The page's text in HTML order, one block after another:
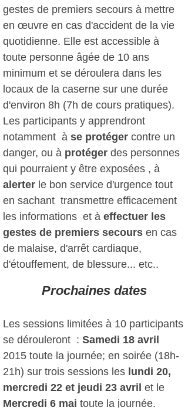
gestes de premiers secours à mettre
en œuvre en cas d'accident de la vie
quotidienne. Elle est accessible à
toute personne âgée de 10 ans
minimum et se déroulera dans les
locaux de la caserne sur une durée
d'environ 8h (7h de cours pratiques).
Les participants y apprendront
notamment à se protéger contre un
danger, ou à protéger des personnes
qui pourraient y être exposées , à
alerter le bon service d'urgence tout
en sachant transmettre efficacement
les informations et à effectuer les
gestes de premiers secours en cas
de malaise, d'arrêt cardiaque,
d'étouffement, de blessure... etc..
Prochaines dates
Les sessions limitées à 10 participants
se dérouleront : Samedi 18 avril
2015 toute la journée; en soirée (18h-
21h) sur trois sessions les lundi 20,
mercredi 22 et jeudi 23 avril et le
Mercredi 6 mai toute la journée.